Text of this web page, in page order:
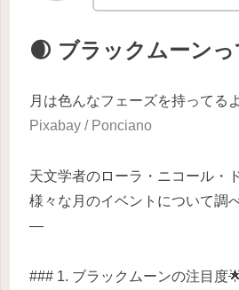
🌒 ブラックムーン
月は色んなフェーズを持ってる
Pixabay / Ponciano
天文学者のローラ・ニコール・
様々な月のイベントについて調
—
### 1. ブラックムーンの注目度